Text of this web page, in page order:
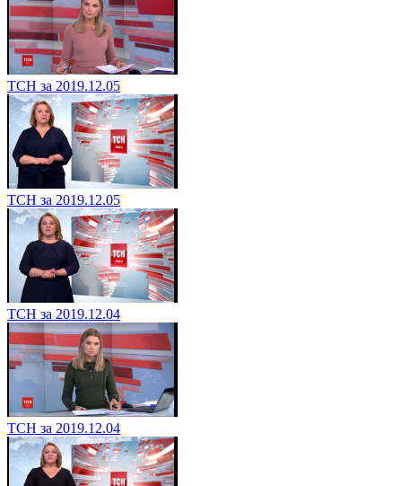
ТСН за 2019.12.05
ТСН за 2019.12.05
ТСН за 2019.12.04
ТСН за 2019.12.04